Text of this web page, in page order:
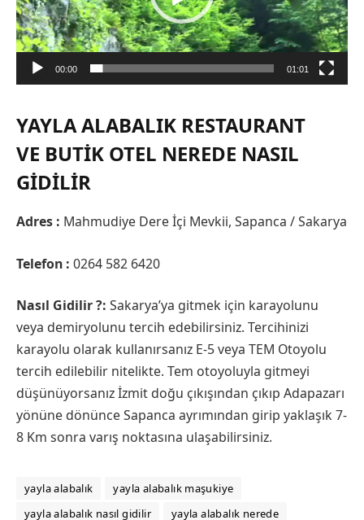
00:00 01:01
YAYLA ALABALIK RESTAURANT
VE BUTIK OTEL NEREDE NASIL
GIDILIR
Adres : Mahmudiye Dere İçi Mevkii, Sapanca / Sakarya
Telefon : 0264 582 6420
Nasıl Gidilir ?: Sakarya’ya gitmek için karayolunu
veya demiryolunu tercih edebilirsiniz. Tercihinizi
karayolu olarak kullanırsanız E-5 veya TEM Otoyolu
tercih edilebilir nitelikte. Tem otoyoluyla gitmeyi
düşünüyorsanız İzmit doğu çıkışından çıkıp Adapazarı
yönüne dönünce Sapanca ayrımından girip yaklaşık 7-
8 Km sonra varış noktasına ulaşabilirsiniz.
yayla alabalık
yayla alabalık maşukiye
yayla alabalık nasıl gidilir
yayla alabalık nerede